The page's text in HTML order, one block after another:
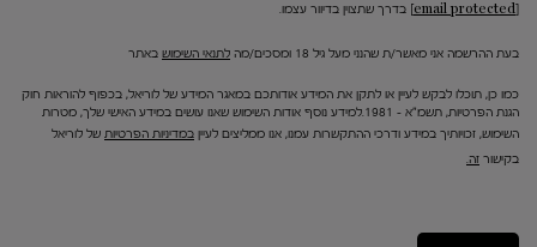
[email protected]
בדרך שתצוין בדיוור עצמו.
בעת ההרשמה אני מאשר/ת שהנני מעל גיל 18 ומסכים/מה לתנאי השימוש באתר
כמו כן, תוכלו לבקש לעיין או לתקן את המידע אודותכם במאגר המידע של לוריאל, בכפוף להוראות חוק
הגנת הפרטיות, תשמ"א – 1981.למידע נוסף אודות השימוש שאנו עושים במידע האישי שלך, מטרות
השימוש, זכויותיך במידע ודרכי ההתקשרות עמנו, אנו ממליצים לעיין במדיניות הפרטיות של לוריאל
בקישור זה.